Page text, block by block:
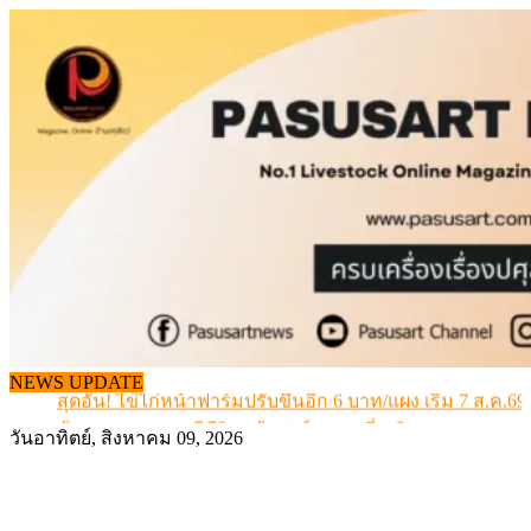
content
NEWS UPDATE
เดินหน้าดัน “ราคากลางโคเนื้อ” แก้ปัญหาราคาโคเนื้อตก
สรุปภาวะ สินค้าเกษตรประจำสัปดาห์ วันที่ 3 – 7 สิงหาคม
เมื่อเกษตรกรถูกมองเป็นผู้ร้ายเบื้องหลังราคาหมูที่สังคมไม่
สุดอั้น! ไข่ไก่หน้าฟาร์มปรับขึ้นอีก 6 บาท/แผง เริ่ม 7 ส.ค.69
ข้อมูลราคา สุกรมีชีวิตหน้าฟาร์ม พระที่ 6 สิงหาคม 2569
วันอาทิตย์, สิงหาคม 09, 2026